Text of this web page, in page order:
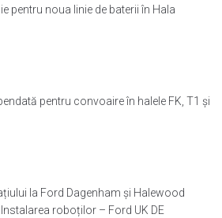
pentru noua linie de baterii în Hala
pentru convoaire în halele FK, T1 și
la Ford Dagenham și Halewood
roboților – Ford UK DE